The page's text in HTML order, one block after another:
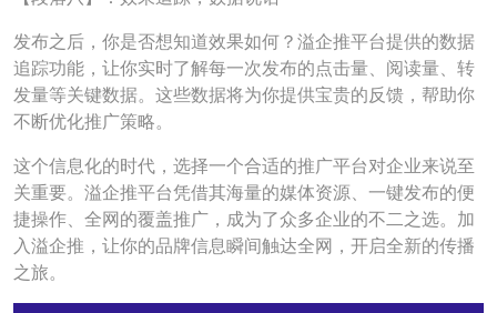
发布之后，你是否想知道效果如何？溢企推平台提供的数据
追踪功能，让你实时了解每一次发布的点击量、阅读量、转
发量等关键数据。这些数据将为你提供宝贵的反馈，帮助你
不断优化推广策略。
这个信息化的时代，选择一个合适的推广平台对企业来说至
关重要。溢企推平台凭借其海量的媒体资源、一键发布的便
捷操作、全网的覆盖推广，成为了众多企业的不二之选。加
入溢企推，让你的品牌信息瞬间触达全网，开启全新的传播
之旅。